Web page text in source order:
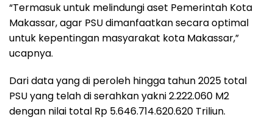
“Termasuk untuk melindungi aset Pemerintah Kota
Makassar, agar PSU dimanfaatkan secara optimal
untuk kepentingan masyarakat kota Makassar,”
ucapnya.
Dari data yang di peroleh hingga tahun 2025 total
PSU yang telah di serahkan yakni 2.222.060 M2
dengan nilai total Rp 5.646.714.620.620 Triliun.